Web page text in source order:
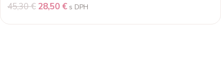
45,30€ 28,50 € s DPH